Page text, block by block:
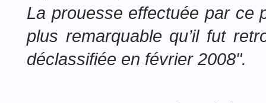
La prouesse effectuée par ce
plus remarquable qu’il fut
déclassifiée en février 2008".